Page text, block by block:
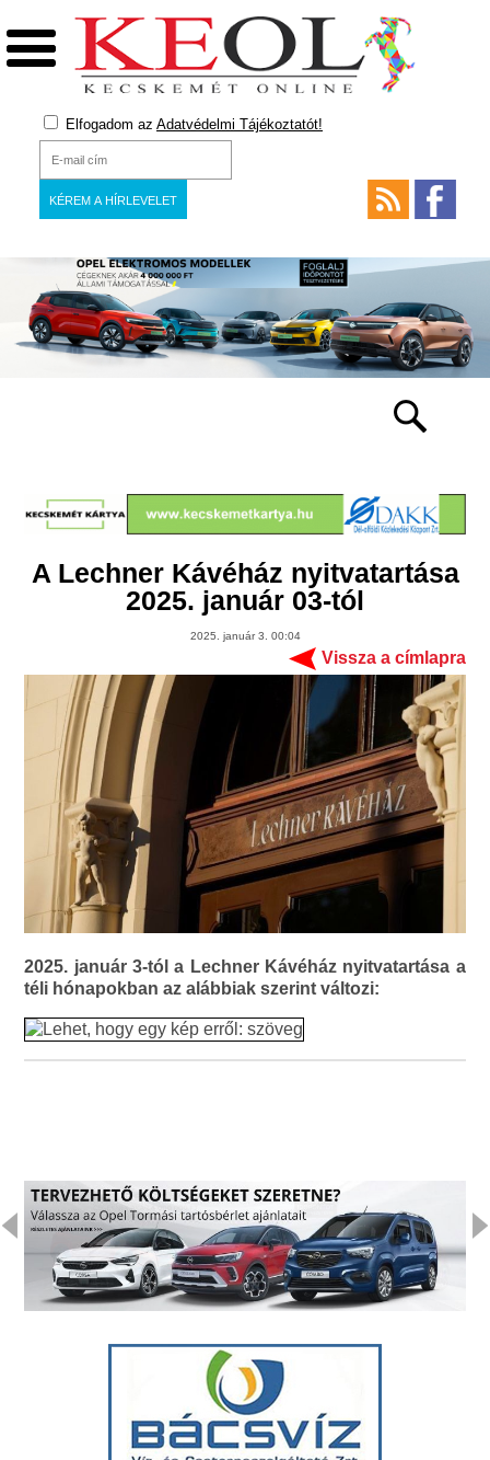
Elfogadom az Adatvédelmi Tájékoztatót!
A Lechner Kávéház nyitvatartása
2025. január 03-tól
2025. január 3. 00:04
Vissza a címlapra
2025. január 3-tól a Lechner Kávéház nyitvatartása a
téli hónapokban az alábbiak szerint változi: